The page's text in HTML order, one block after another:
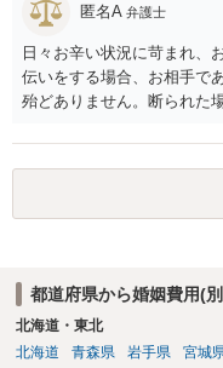
匿名A 弁護士
日々お辛い状況に苛まれ、
伝いをする場合、お相手で
殆どありません。断られた
高いためです。 実務的には
を進める選択を採らざるを
都道府県から婚姻費用(
北海道・東北
北海道
青森県 岩手県 宮城